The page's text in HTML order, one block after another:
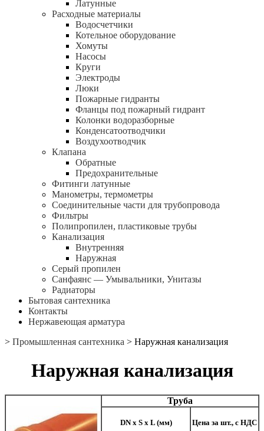
Латунные
Расходные материалы
Водосчетчики
Котельное оборудование
Хомуты
Насосы
Круги
Электроды
Люки
Пожарные гидранты
Фланцы под пожарный гидрант
Колонки водоразборные
Конденсатоотводчики
Воздухоотводчик
Клапана
Обратные
Предохранительные
Фитинги латунные
Манометры, термометры
Соединительные части для трубопровода
Фильтры
Полипропилен, пластиковые трубы
Канализация
Внутренняя
Наружная
Серый пропилен
Санфаянс — Умывальники, Унитазы
Радиаторы
Бытовая сантехника
Контакты
Нержавеющая арматура
> Промышленная сантехника > Наружная канализация
Наружная канализация
Труба
DNх S х L(мм) Цена за шт., с НДС